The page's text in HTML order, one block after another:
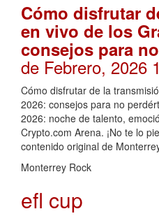
Cómo disfrutar
en vivo de los
consejos para
de Febrero, 2026
Cómo disfrutar de la
2026: consejos para no
2026: noche de talento,
Crypto.com Arena. ¡No te lo
contenido original de
Monterrey Rock
efl cup